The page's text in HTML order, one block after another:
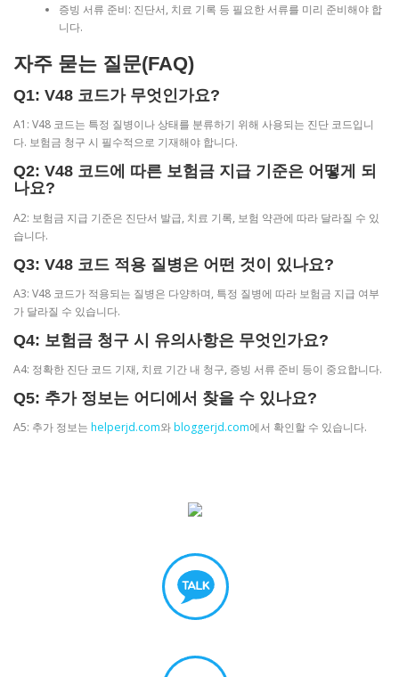
증빙 서류 준비: 진단서, 치료 기록 등 필요한 서류를 미리 준비해야 합
니다.
자주 묻는 질문(FAQ)
Q1: V48 코드가 무엇인가요?
A1: V48 코드는 특정 질병이나 상태를 분류하기 위해 사용되는 진단 코드입니
다. 보험금 청구 시 필수적으로 기재해야 합니다.
Q2: V48 코드에 따른 보험금 지급 기준은 어떻게 되
나요?
A2: 보험금 지급 기준은 진단서 발급, 치료 기록, 보험 약관에 따라 달라질 수 있
습니다.
Q3: V48 코드 적용 질병은 어떤 것이 있나요?
A3: V48 코드가 적용되는 질병은 다양하며, 특정 질병에 따라 보험금 지급 여부
가 달라질 수 있습니다.
Q4: 보험금 청구 시 유의사항은 무엇인가요?
A4: 정확한 진단 코드 기재, 치료 기간 내 청구, 증빙 서류 준비 등이 중요합니다.
Q5: 추가 정보는 어디에서 찾을 수 있나요?
A5: 추가 정보는 helperjd.com와bloggerjd.com에서 확인할 수 있습니다.